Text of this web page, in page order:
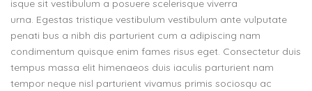
isque sit vestibulum a posuere scelerisque viverra
urna. Egestas tristique vestibulum vestibulum ante vulputate
penati bus a nibh dis parturient cum a adipiscing nam
condimentum quisque enim fames risus eget. Consectetur duis
tempus massa elit himenaeos duis iaculis parturient nam
tempor neque nisl parturient vivamus primis sociosqu ac